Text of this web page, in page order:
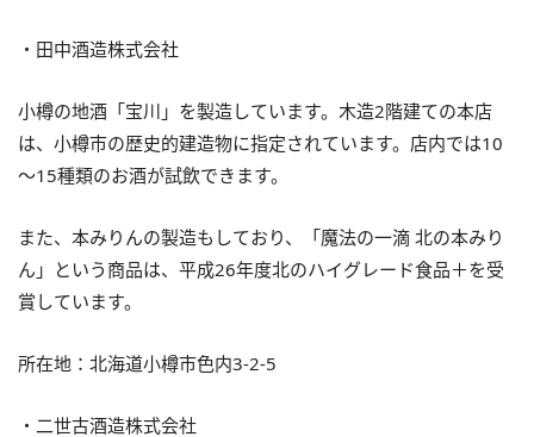
・田中酒造株式会社
小樽の地酒「宝川」を製造しています。木造2階建ての本店
は、小樽市の歴史的建造物に指定されています。店内では10
～15種類のお酒が試飲できます。
また、本みりんの製造もしており、「魔法の一滴 北の本みり
ん」という商品は、平成26年度北のハイグレード食品＋を受
賞しています。
所在地：北海道小樽市色内3-2-5
・二世古酒造株式会社